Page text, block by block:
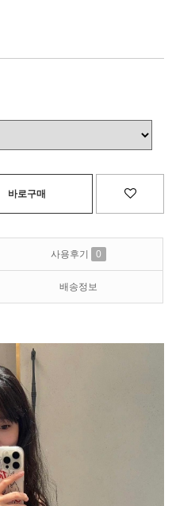
사용후기 0
배송정보